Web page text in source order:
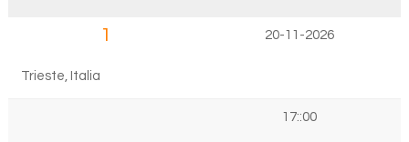
1 20-11-2026
Trieste, Italia
17::00